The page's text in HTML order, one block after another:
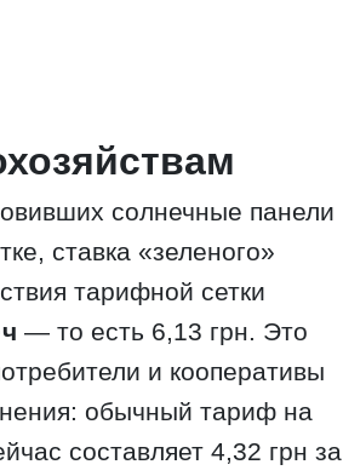
солнечные панели
ставка «зеленого»
тарифной сетки
— то есть 6,13 грн. Это
и кооперативы
обычный тариф на
составляет 4,32 грн за